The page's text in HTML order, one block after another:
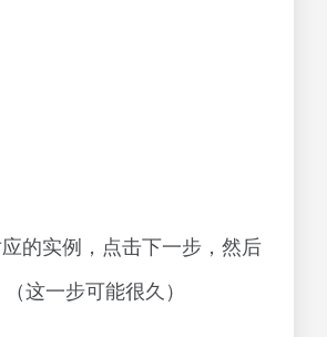
的实例，点击下一步，然后
这一步可能很久）